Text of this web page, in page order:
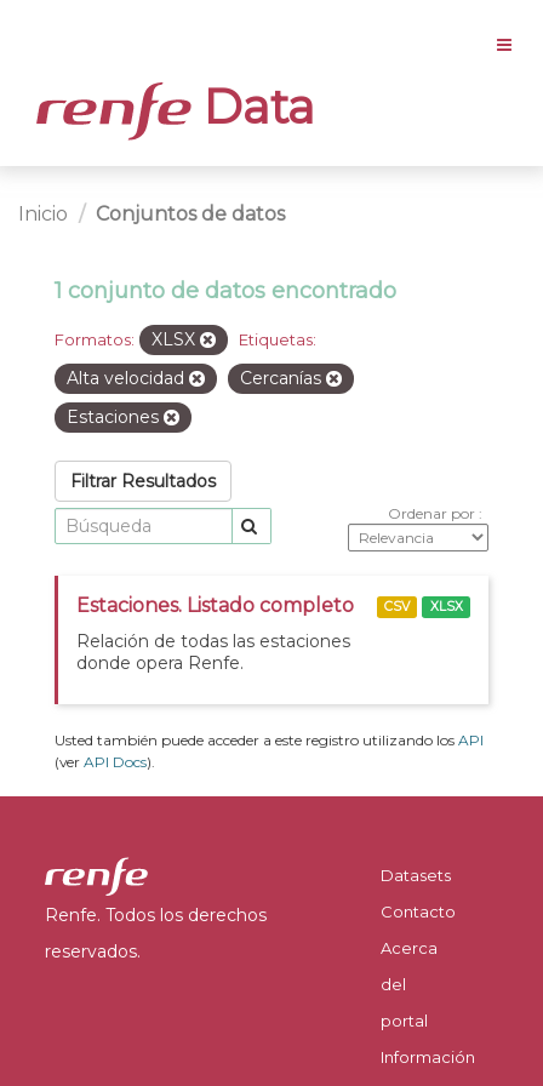
Data
Inicio Conjuntos de datos
1 conjunto de datos encontrado
Formatos: XLSX Etiquetas:
Alta velocidad
Cercanías
Estaciones
Filtrar Resultados
Ordenar por
Estaciones. Listado completo
Relación de todas las estaciones
donde opera Renfe.
CSV XLSX
Usted también puede acceder a este registro utilizando los API
(ver API Docs).
Renfe. Todos los derechos
reservados.
Datasets
Contacto
Acerca
del
portal
Información